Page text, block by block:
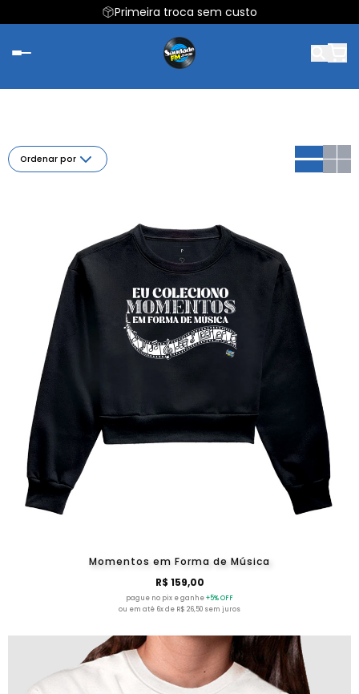
Primeira troca sem custo
Ordenar por
Momentos em Forma de Música
R$ 159,00
pague no pix e ganhe+5% OFF
ou em até 6x de R$ 26,50 sem juros